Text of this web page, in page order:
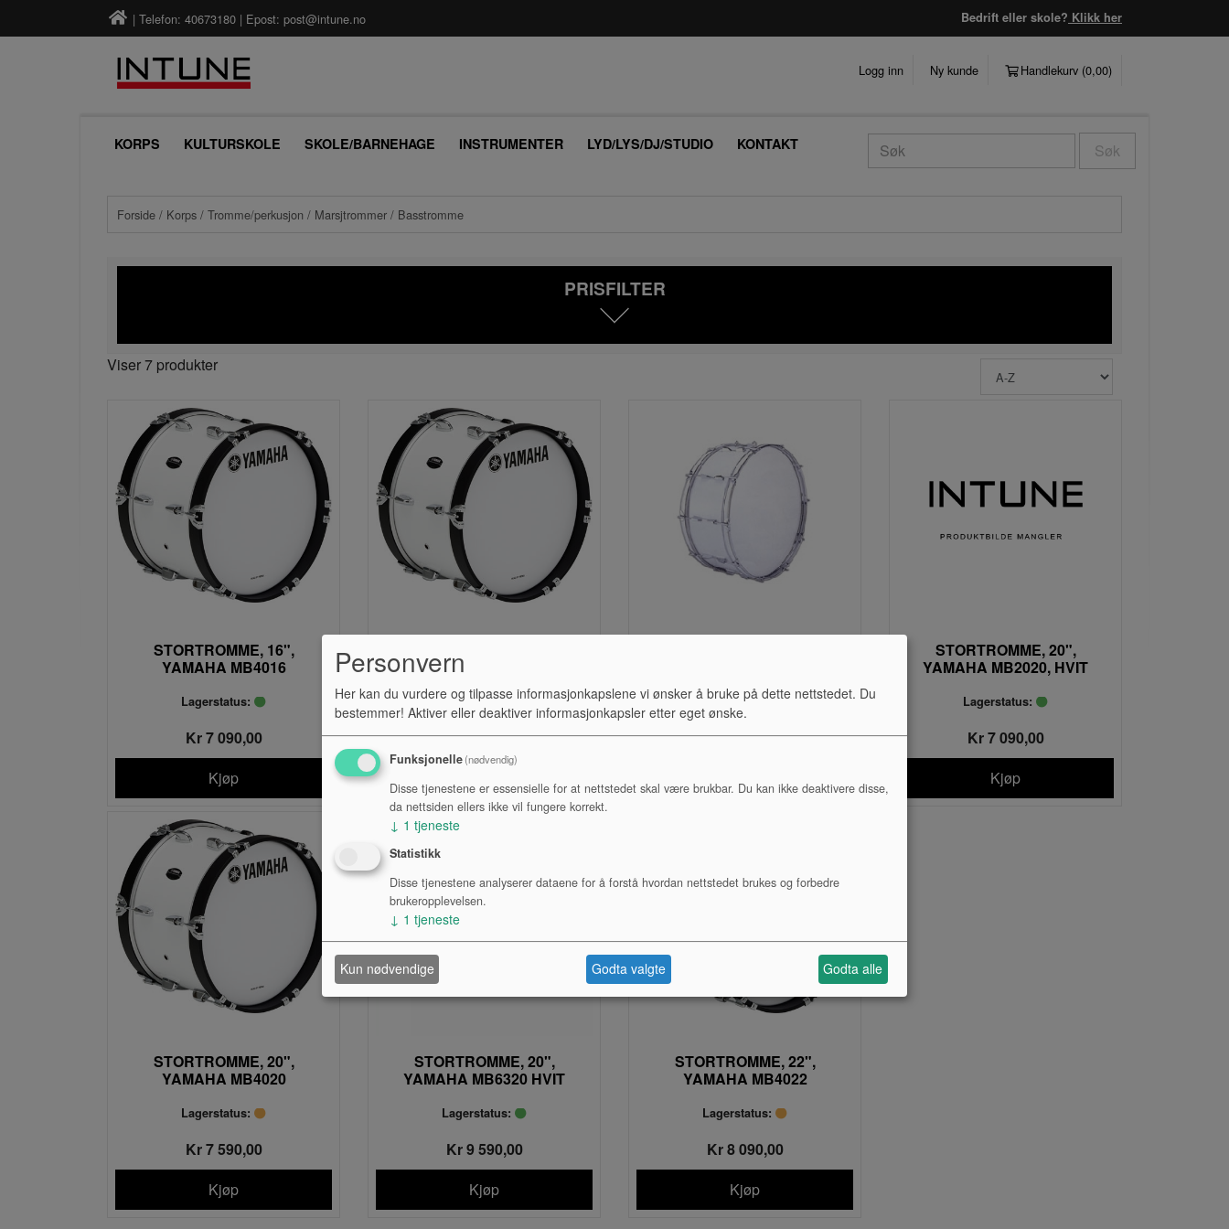
| Telefon: 40673180 | Epost: post@intune.no Bedrift eller skole? Klikk her
Logg inn Ny kunde Handlekurv (0,00)
KORPS KULTURSKOLE SKOLE/BARNEHAGE INSTRUMENTER LYD/LYS/DJ/STUDIO KONTAKT Søk
Forside / Korps / Tromme/perkusjon / Marsjtrommer / Basstromme
PRISFILTER
Viser 7 produkter
STORTROMME, 16",
YAMAHA MB4016
Lagerstatus:
Kr 7 090,00
Kjøp
YAMAHA MB4018
Lagerstatus:
Kr 6 890,00
Lagerstatus:
Kr 3 390,00
STORTROMME, 20",
YAMAHA MB2020, HVIT
Lagerstatus:
Kr 7 090,00
Kjøp
STORTROMME, 20",
YAMAHA MB4020
Lagerstatus:
Kr 7 590,00
Kjøp
STORTROMME, 20",
YAMAHA MB6320 HVIT
Lagerstatus:
Kr 9 590,00
Kjøp
STORTROMME, 22",
YAMAHA MB4022
Lagerstatus:
Kr 8 090,00
Kjøp
Personvern
Her kan du vurdere og tilpasse informasjonkapslene vi ønsker å bruke på dette nettstedet. Du
bestemmer! Aktiver eller deaktiver informasjonkapsler etter eget ønske.
Funksjonelle(nødvendig)
Disse tjenestene er essensielle for at nettstedet skal være brukbar. Du kan ikke deaktivere disse,
da nettsiden ellers ikke vil fungere korrekt.
↓ 1 tjeneste
Statistikk
Disse tjenestene analyserer dataene for å forstå hvordan nettstedet brukes og forbedre
brukeropplevelsen.
↓ 1 tjeneste
Kun nødvendige Godta valgte Godta alle